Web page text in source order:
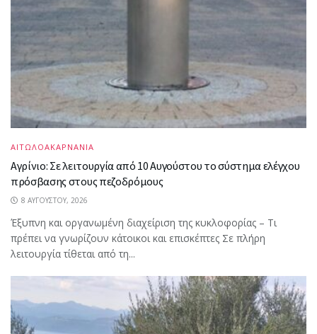
ΑΙΤΩΛΟΑΚΑΡΝΑΝΙΑ
Αγρίνιο: Σε λειτουργία από 10 Αυγούστου το σύστημα ελέγχου
πρόσβασης στους πεζοδρόμους
8 ΑΥΓΟΎΣΤΟΥ, 2026
Έξυπνη και οργανωμένη διαχείριση της κυκλοφορίας – Τι
πρέπει να γνωρίζουν κάτοικοι και επισκέπτες Σε πλήρη
λειτουργία τίθεται από τη...